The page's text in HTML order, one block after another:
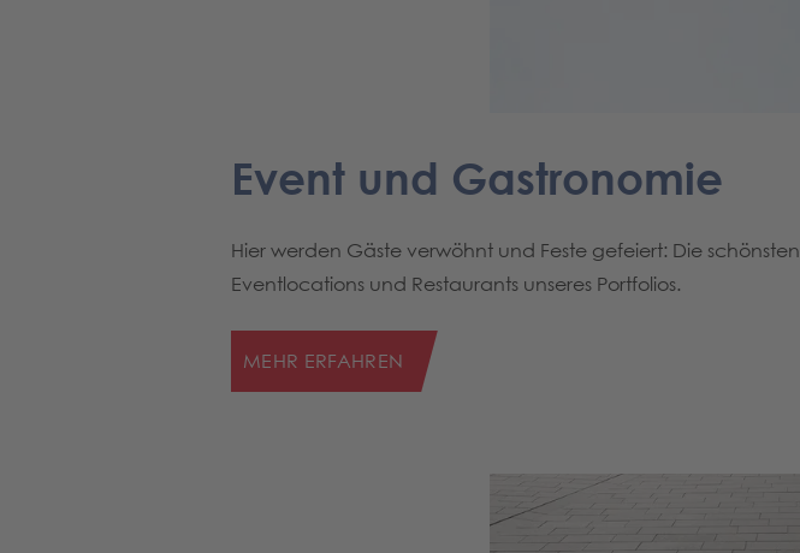
Event und Gastronomie
Hier werden Gäste verwöhnt und Feste gefeiert: Die schönsten
Eventlocations und Restaurants unseres Portfolios.
MEHR ERFAHREN